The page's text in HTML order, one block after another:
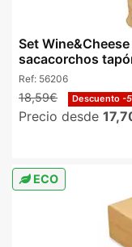
Set
sacacorchos
Ref: 56206
18,59€ Descuento -
Precio desde
ECO